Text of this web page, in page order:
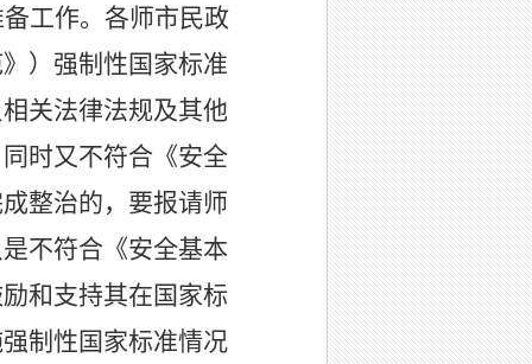
工作。 各师市民政
）强制性国家标准
关法律法规及其他
时又不符合《安全
整治的，要报请师
不符合《安全基本
和支持其在国家标
制性国家标准情况